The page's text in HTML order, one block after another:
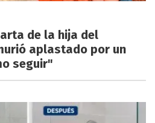
de la hija del
aplastado por un
seguir"